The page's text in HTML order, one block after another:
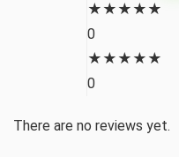
★ ★ ★ ★ ★
0
★ ★ ★ ★ ★
0
There are no reviews yet.